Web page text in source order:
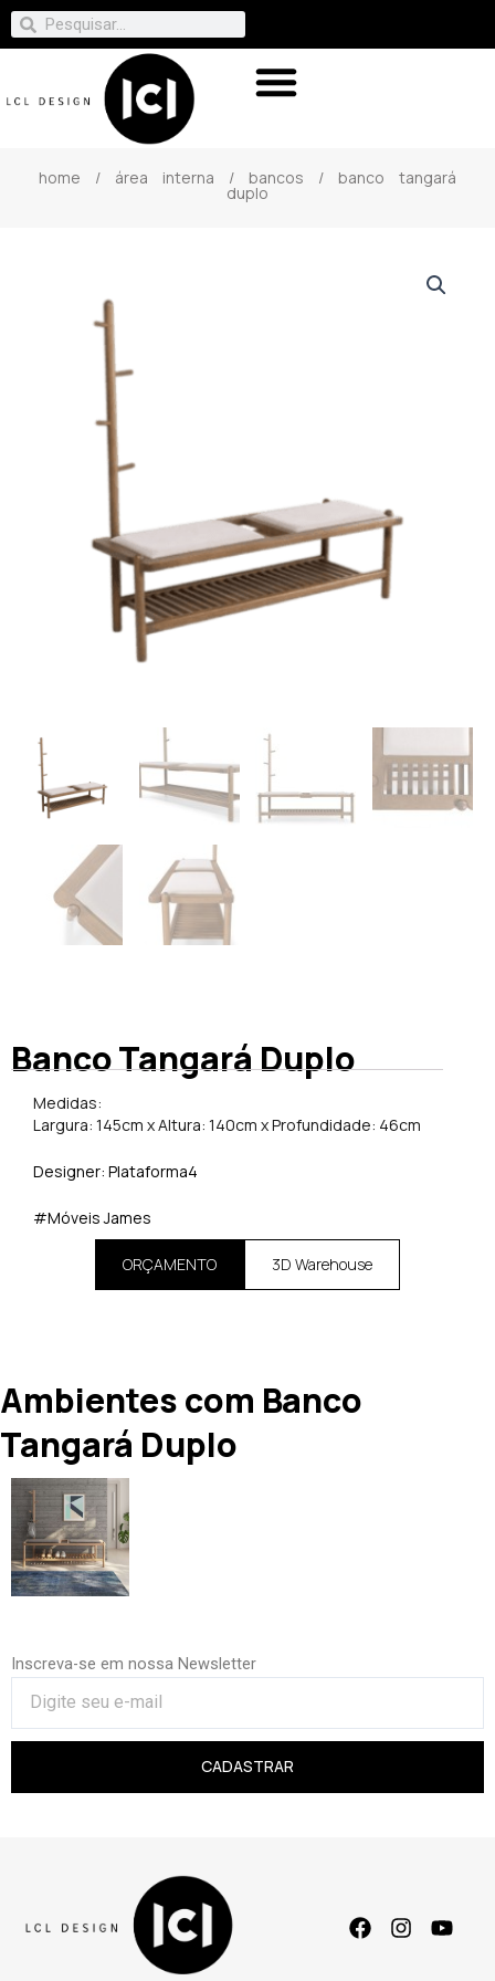
home / área interna / bancos / banco tangará
duplo
Banco Tangará Duplo
Medidas:
Largura: 145cm x Altura: 140cm x Profundidade: 46cm
Designer: Plataforma4
#Móveis James
ORÇAMENTO 3D Warehouse
Ambientes com Banco
Tangará Duplo
Inscreva-se em nossa Newsletter
CADASTRAR